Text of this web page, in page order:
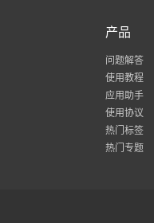
产品
问题解答
使用教程
应用助手
使用协议
热门标签
热门专题